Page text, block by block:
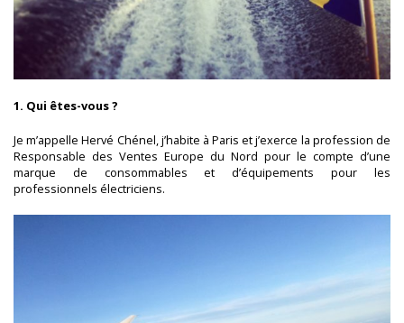
1. Qui êtes-vous ?
Je m’appelle Hervé Chénel, j’habite à Paris et j’exerce la profession de
Responsable des Ventes Europe du Nord pour le compte d’une
marque de consommables et d’équipements pour les
professionnels électriciens.